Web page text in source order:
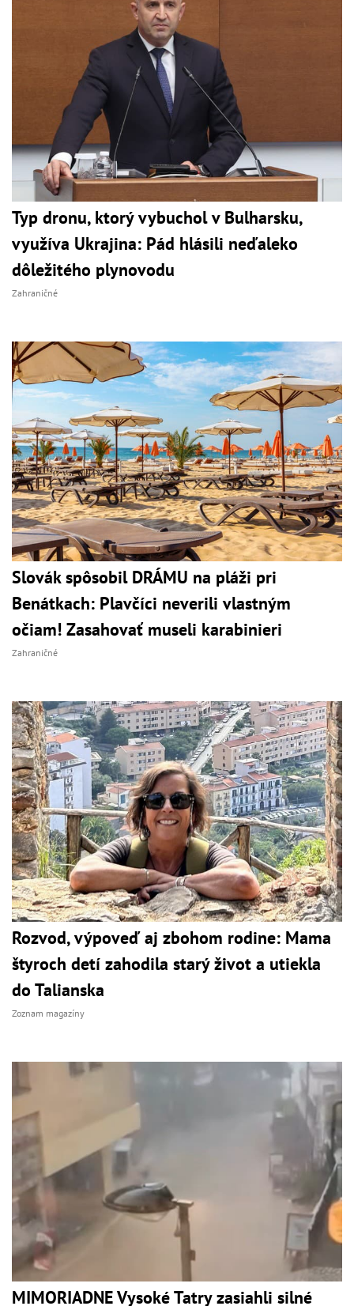
Typ dronu, ktorý vybuchol v Bulharsku,
využíva Ukrajina: Pád hlásili neďaleko
dôležitého plynovodu
Zahraničné
Slovák spôsobil DRÁMU na pláži pri
Benátkach: Plavčíci neverili vlastným
očiam! Zasahovať museli karabinieri
Zahraničné
Rozvod, výpoveď aj zbohom rodine: Mama
štyroch detí zahodila starý život a utiekla
do Talianska
Zoznam magazíny
MIMORIADNE Vysoké Tatry zasiahli silné